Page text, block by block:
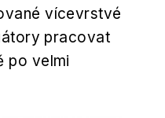
vícevrstvé
pracovat
po velmi